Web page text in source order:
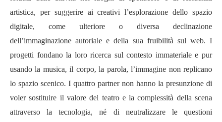
artistica, per suggerire ai creativi l’esplorazione dello spazio
digitale, come ulteriore o diversa declinazione
dell’immaginazione autoriale e della sua fruibilità sul web. I
progetti fondano la loro ricerca sul contesto immateriale e pur
usando la musica, il corpo, la parola, l’immagine non replicano
lo spazio scenico. I quattro partner non hanno la presunzione di
voler sostituire il valore del teatro e la complessità della scena
attraverso la tecnologia, né di neutralizzare le questioni